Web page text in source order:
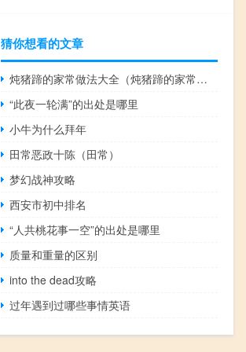
猜你想看的文章
炖猪蹄的家常做法大全（炖猪蹄的家常做法）
“此夜一轮满”的出处是哪里
小牛为什么拜年
田常恶政十陈（田常）
梦幻战神攻略
西安市初中排名
“人共桃花事一空”的出处是哪里
质量和重量的区别
into the dead攻略
过年遇到过哪些事情英语